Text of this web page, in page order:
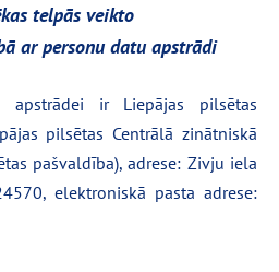
telpās veikto
ar personu datu apstrādi
apstrādei ir Liepājas pilsētas
pilsētas Centrālā zinātniskā
pašvaldība), adrese: Zivju iela
elektroniskā pasta adrese: